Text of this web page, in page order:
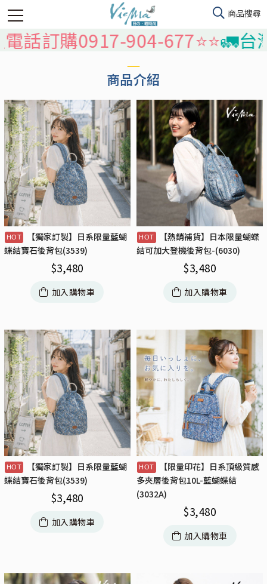
話訂購0917-904-677⭐️⭐️🚛台灣
商品介紹
【獨家訂製】日系限量藍蝴
蝶結寶石後背包(3539)
$3,480
加入購物車
【熱銷補貨】日本限量蝴蝶
結可加大登機後背包-(6030)
$3,480
加入購物車
【獨家訂製】日系限量藍蝴
蝶結寶石後背包(3539)
$3,480
加入購物車
【限量印花】日系頂級質感
多夾層後背包10L-藍蝴蝶結
(3032A)
$3,480
加入購物車